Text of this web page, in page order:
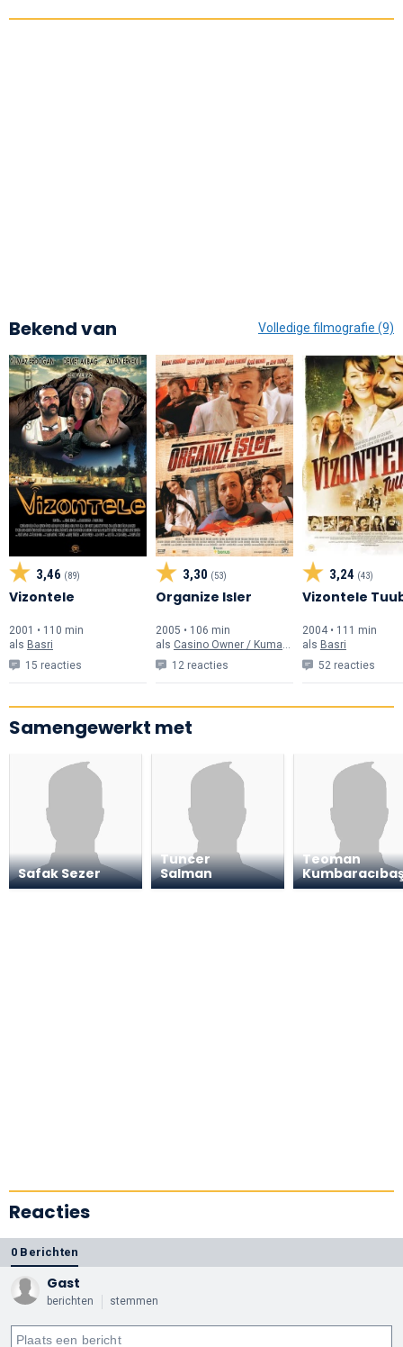
Bekend van Volledige filmografie (9)
3,46 (89)
Vizontele
2001 • 110 min
als Basri
15 reacties
3,30 (53)
Organize Isler
2005 • 106 min
als Casino Owner / Kumarhane Sahibi
12 reacties
3,24 (43)
Vizontele
2004 • 111 min
als Basri
52 reacties
Samengewerkt met
Safak Sezer
Tuncer
Salman
Teoman
Reacties
0 Berichten
Gast
berichten stemmen